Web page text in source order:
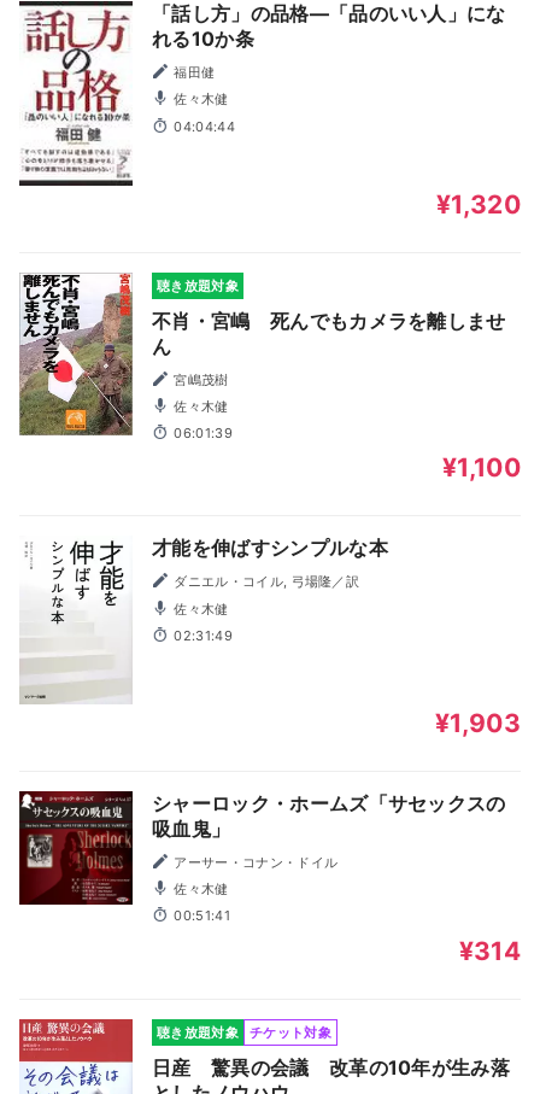
「話し方」の品格―「品のいい人」にな
れる10か条
福田健
佐々木健
04:04:44
¥1,320
聴き放題対象
不肖・宮嶋 死んでもカメラを離しませ
ん
宮嶋茂樹
佐々木健
06:01:39
¥1,100
才能を伸ばすシンプルな本
ダニエル・コイル, 弓場隆／訳
佐々木健
02:31:49
¥1,903
シャーロック・ホームズ「サセックスの
吸血鬼」
アーサー・コナン・ドイル
佐々木健
00:51:41
¥314
聴き放題対象 チケット対象
日産 驚異の会議 改革の10年が生み落